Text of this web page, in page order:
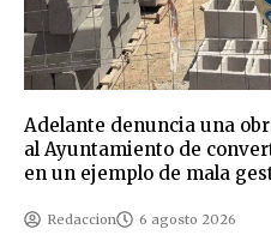
Adelante denuncia una
al Ayuntamiento de
en un ejemplo de mala
Redaccion 6 agosto 2026